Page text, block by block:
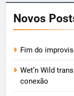
Novos
Fim do
Wet’n Wild
conexão